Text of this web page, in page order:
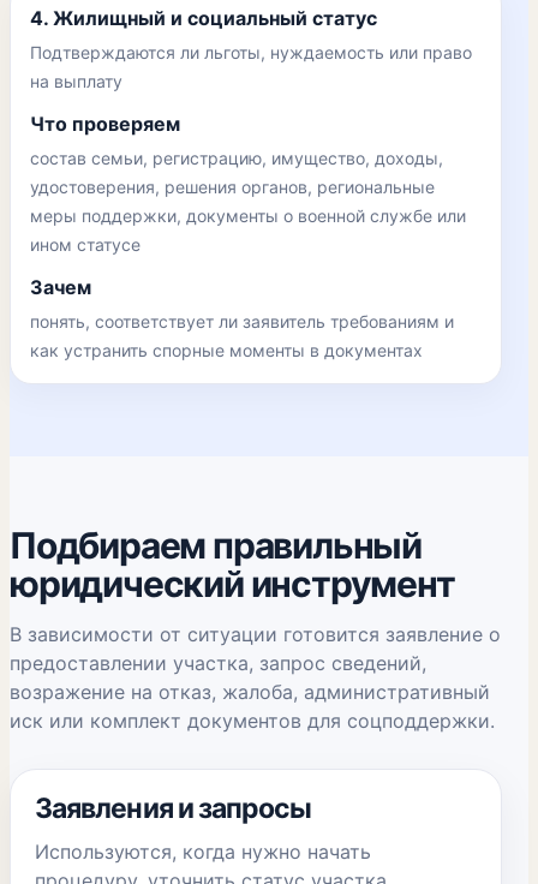
4. Жилищный и социальный статус
Подтверждаются ли льготы, нуждаемость или право
на выплату
Что проверяем
состав семьи, регистрацию, имущество, доходы,
удостоверения, решения органов, региональные
меры поддержки, документы о военной службе или
ином статусе
Зачем
понять, соответствует ли заявитель требованиям и
как устранить спорные моменты в документах
Подбираем правильный
юридический инструмент
В зависимости от ситуации готовится заявление о
предоставлении участка, запрос сведений,
возражение на отказ, жалоба, административный
иск или комплект документов для соцподдержки.
Заявления и запросы
Используются, когда нужно начать